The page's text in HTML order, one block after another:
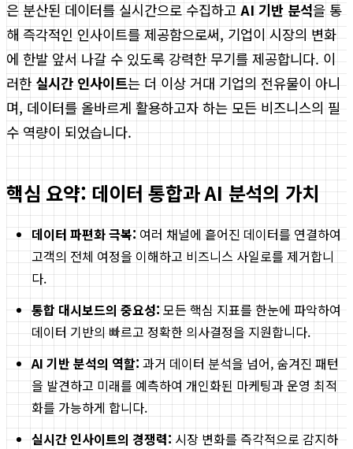
은 분산된 데이터를 실시간으로 수집하고 AI 기반 분석을 통
해 즉각적인 인사이트를 제공함으로써, 기업이 시장의 변화
에 한발 앞서 나갈 수 있도록 강력한 무기를 제공합니다. 이
러한 실시간 인사이트는 더 이상 거대 기업의 전유물이 아니
며, 데이터를 올바르게 활용하고자 하는 모든 비즈니스의 필
수 역량이 되었습니다.
핵심 요약: 데이터 통합과 AI 분석의 가치
데이터 파편화 극복: 여러 채널에 흩어진 데이터를 연결하여
고객의 전체 여정을 이해하고 비즈니스 사일로를 제거합니
다.
통합 대시보드의 중요성: 모든 핵심 지표를 한눈에 파악하여
데이터 기반의 빠르고 정확한 의사결정을 지원합니다.
AI 기반 분석의 역할: 과거 데이터 분석을 넘어, 숨겨진 패턴
을 발견하고 미래를 예측하여 개인화된 마케팅과 운영 최적
화를 가능하게 합니다.
실시간 인사이트의 경쟁력: 시장 변화를 즉각적으로 감지하